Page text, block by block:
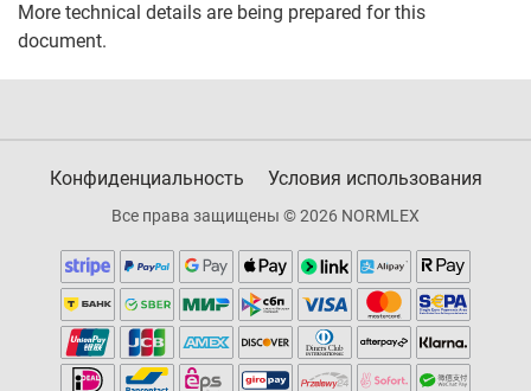
More technical details are being prepared for this
document.
Конфиденциальность Условия использования
Все права защищены © 2026 NORMLEX